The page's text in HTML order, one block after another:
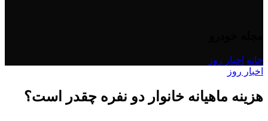
خانه اخبار روز
اخبار روز
هزینه ماهیانه خانوار دو نفره چقدر است؟